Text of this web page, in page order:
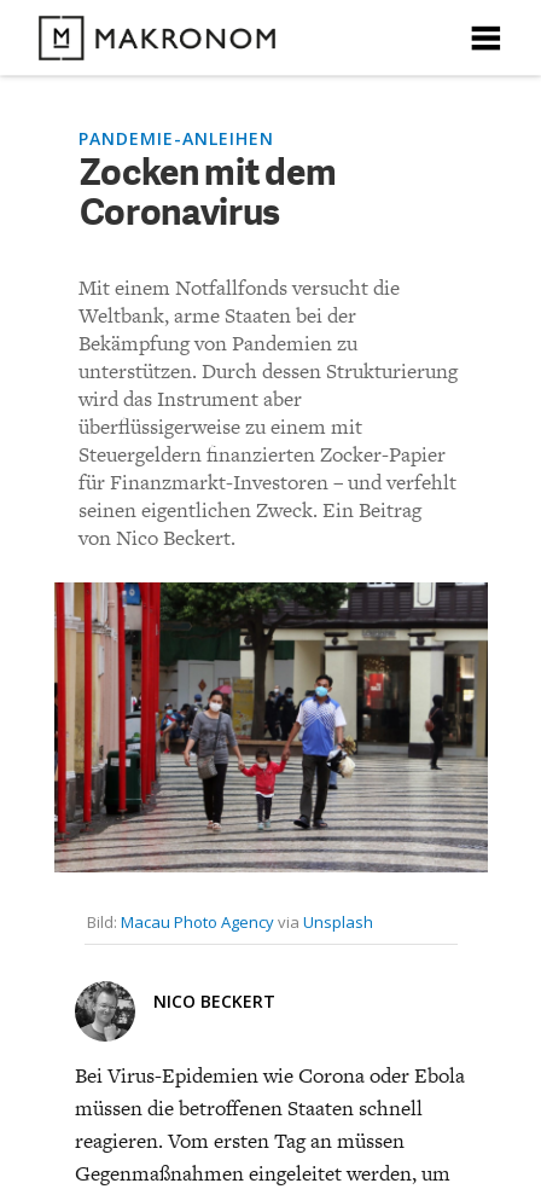
X
DEBATTEN
ARTIKEL
FEATURES
THEMEN
NEWSLETTER
ÜBER UNS
SUCHE
ABO/LOGIN
X
Unser kostenloser Newsletter informiert Sie über unsere
neuesten Beiträge.
X
BODEN
X
CHARTBOOK
PANDEMIE-ANLEIHEN
Zocken mit dem
Coronavirus
Mit einem Notfallfonds versucht die
Weltbank, arme Staaten bei der
Bekämpfung von Pandemien zu
unterstützen. Durch dessen Strukturierung
wird das Instrument aber
überflüssigerweise zu einem mit
Steuergeldern finanzierten Zocker-Papier
für Finanzmarkt-Investoren – und verfehlt
seinen eigentlichen Zweck. Ein Beitrag
von Nico Beckert.
Bild: Macau Photo Agencyvia Unsplash
NICO BECKERT
Bei Virus-Epidemien wie Corona oder Ebola
müssen die betroffenen Staaten schnell
reagieren. Vom ersten Tag an müssen
Gegenmaßnahmen eingeleitet werden, um
X
KOMMENTARE ZU
Zocken mit dem
KOMMENTIEREN (VIA EMAIL)
Richtlinien
Bisher noch kein Kommentar.